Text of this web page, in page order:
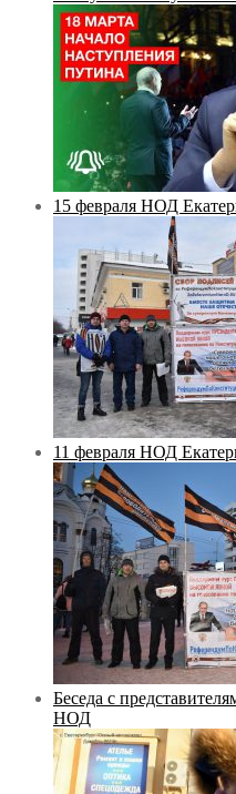
15 февраля НОД
11 февраля НОД
Беседа с
НОД